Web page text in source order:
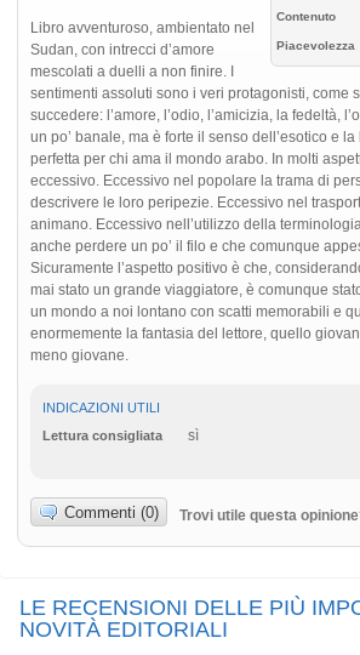
Contenuto
Piacevolezza
Libro avventuroso, ambientato nel
Sudan, con intrecci d’amore
mescolati a duelli a non finire. I
sentimenti assoluti sono i veri protagonisti, come
succedere: l’amore, l’odio, l’amicizia, la fedeltà,
un po’ banale, ma è forte il senso dell’esotico e
perfetta per chi ama il mondo arabo. In molti
eccessivo. Eccessivo nel popolare la trama di
descrivere le loro peripezie. Eccessivo nel
animano. Eccessivo nell’utilizzo della
anche perdere un po’ il filo e che comunque
Sicuramente l’aspetto positivo è che,
mai stato un grande viaggiatore, è comunque
un mondo a noi lontano con scatti memorabili e
enormemente la fantasia del lettore, quello
meno giovane.
INDICAZIONI UTILI
Lettura consigliata
sì
Commenti (0) Trovi utile questa
LE RECENSIONI DELLE PIÙ
NOVITÀ EDITORIALI